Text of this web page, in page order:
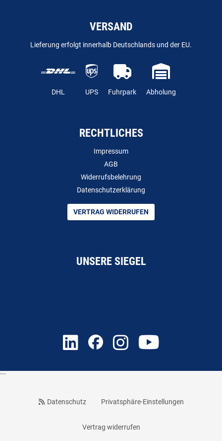
VERSAND
Lieferung erfolgt innerhalb Deutschlands und der EU.
DHL UPS Fuhrpark Abholung
RECHTLICHES
Impressum
AGB
Widerrufsbelehrung
Datenschutzerklärung
VERTRAG WIDERRUFEN
UNSERE SIEGEL
```
Datenschutz Privatsphäre-Einstellungen
Vertrag widerrufen